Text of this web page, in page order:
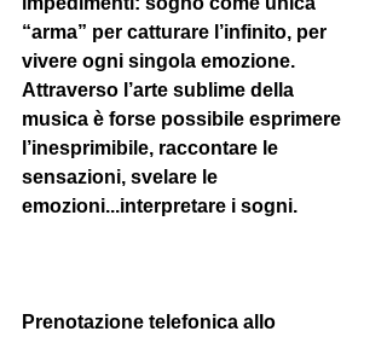
“arma” per catturare l’infinito, per
vivere ogni singola emozione.
Attraverso l’arte sublime della
musica è forse possibile esprimere
l’inesprimibile, raccontare le
sensazioni, svelare le
emozioni...interpretare i sogni.
Prenotazione telefonica allo